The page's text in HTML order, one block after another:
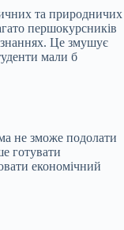
та природничих
першокурсників
Це змушує
мали б
не зможе подолати
готувати
економічний